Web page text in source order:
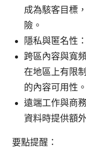
成為駭客目標
險。
隱私與匿名性
跨區內容與寬
在地區上有限
的內容可用性。
遠端工作與商
資料時提供額
要點提醒：